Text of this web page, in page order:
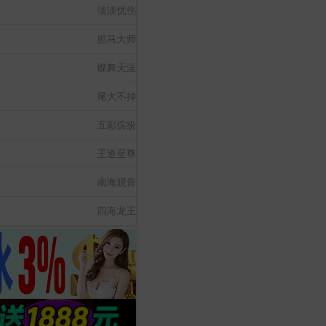
淡淡忧伤
抓马大师
蝶舞天涯
尾大不掉
五彩缤纷
王道至尊
南海观音
四海龙王